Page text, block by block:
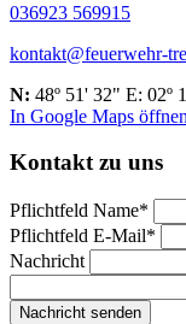
036923 569915
kontakt@feuerwehr-
N: 48º 51' 32" E: 02º
In Google Maps öffnen
Kontakt zu uns
Pflichtfeld Name*
Pflichtfeld E-Mail*
Nachricht
Nachricht senden